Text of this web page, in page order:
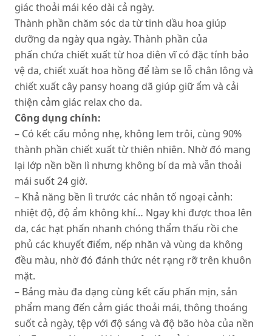
giác thoải mái kéo dài cả ngày.
Thành phần chăm sóc da từ tinh dầu hoa giúp
dưỡng da ngày qua ngày. Thành phần của
phấn chứa chiết xuất từ ​​hoa diên vĩ có đặc tính bảo
vệ da, chiết xuất hoa hồng để làm se lỗ chân lông và
chiết xuất cây pansy hoang dã giúp giữ ẩm và cải
thiện cảm giác relax cho da.
Công dụng chính:
– Có kết cấu mỏng nhẹ, không lem trôi, cùng 90%
thành phần chiết xuất từ thiên nhiên. Nhờ đó mang
lại lớp nền bền lì nhưng không bí da mà vẫn thoải
mái suốt 24 giờ.
– Khả năng bền lì trước các nhân tố ngoại cảnh:
nhiệt độ, độ ẩm không khí… Ngay khi được thoa lên
da, các hạt phấn nhanh chóng thẩm thấu rồi che
phủ các khuyết điểm, nếp nhăn và vùng da không
đều màu, nhờ đó đánh thức nét rạng rỡ trên khuôn
mặt.
– Bảng màu đa dạng cùng kết cấu phấn mịn, sản
phẩm mang đến cảm giác thoải mái, thông thoáng
suốt cả ngày, tệp với độ sáng và độ bão hòa của nền